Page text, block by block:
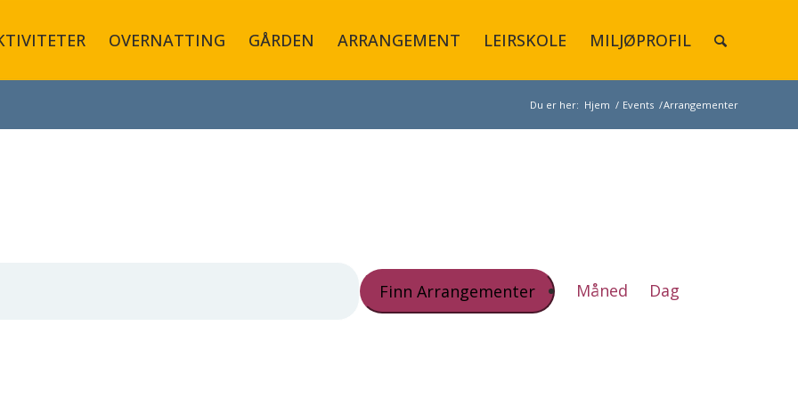
OVERNATTING GÅRDEN ARRANGEMENT LEIRSKOLE MILJØPROFIL
Du er her: Hjem / Events /Arrangementer
Finn Arrangementer Views
Navigation
Måned Dag